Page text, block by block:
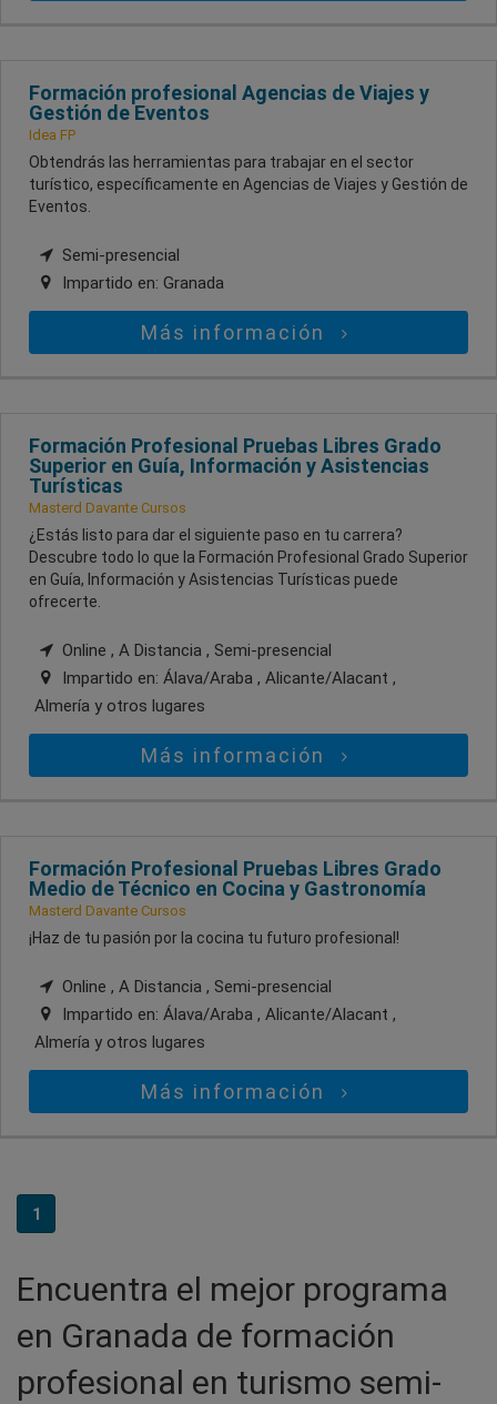
Formación profesional Agencias de Viajes y
Gestión de Eventos
Idea FP
Obtendrás las herramientas para trabajar en el sector
turístico, específicamente en Agencias de Viajes y Gestión de
Eventos.
Semi-presencial
Impartido en: Granada
Más información
Formación Profesional Pruebas Libres Grado
Superior en Guía, Información y Asistencias
Turísticas
Masterd Davante Cursos
¿Estás listo para dar el siguiente paso en tu carrera?
Descubre todo lo que la Formación Profesional Grado Superior
en Guía, Información y Asistencias Turísticas puede
ofrecerte.
Online , A Distancia , Semi-presencial
Impartido en: Álava/Araba , Alicante/Alacant ,
Almería y otros lugares
Más información
Formación Profesional Pruebas Libres Grado
Medio de Técnico en Cocina y Gastronomía
Masterd Davante Cursos
¡Haz de tu pasión por la cocina tu futuro profesional!
Online , A Distancia , Semi-presencial
Impartido en: Álava/Araba , Alicante/Alacant ,
Almería y otros lugares
Más información
1
Encuentra el mejor programa
en Granada de formación
profesional en turismo semi-